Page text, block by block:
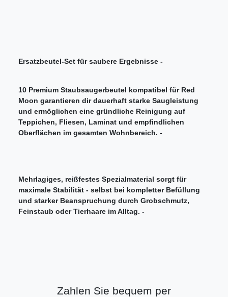
Ersatzbeutel-Set für saubere Ergebnisse -
10 Premium Staubsaugerbeutel kompatibel für Red
Moon garantieren dir dauerhaft starke Saugleistung
und ermöglichen eine gründliche Reinigung auf
Teppichen, Fliesen, Laminat und empfindlichen
Oberflächen im gesamten Wohnbereich. -
Mehrlagiges, reißfestes Spezialmaterial sorgt für
maximale Stabilität - selbst bei kompletter Befüllung
und starker Beanspruchung durch Grobschmutz,
Feinstaub oder Tierhaare im Alltag. -
Zahlen Sie bequem per